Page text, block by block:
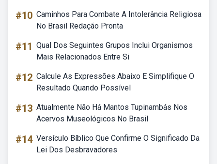
#10 Caminhos Para Combate A Intolerância Religiosa
No Brasil Redação Pronta
#11 Qual Dos Seguintes Grupos Inclui Organismos
Mais Relacionados Entre Si
#12 Calcule As Expressões Abaixo E Simplifique O
Resultado Quando Possível
#13 Atualmente Não Há Mantos Tupinambás Nos
Acervos Museológicos No Brasil
#14 Versículo Bíblico Que Confirme O Significado Da
Lei Dos Desbravadores